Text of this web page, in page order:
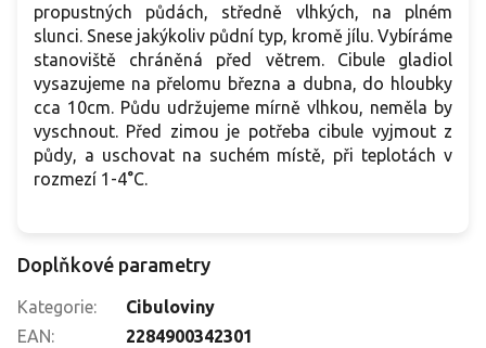
propustných půdách, středně vlhkých, na plném
slunci. Snese jakýkoliv půdní typ, kromě jílu. Vybíráme
stanoviště chráněná před větrem. Cibule gladiol
vysazujeme na přelomu března a dubna, do hloubky
cca 10cm. Půdu udržujeme mírně vlhkou, neměla by
vyschnout. Před zimou je potřeba cibule vyjmout z
půdy, a uschovat na suchém místě, při teplotách v
rozmezí 1-4°C.
Doplňkové parametry
Kategorie:
Cibuloviny
EAN:
2284900342301